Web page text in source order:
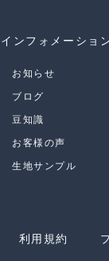
インフォメーショ
お知らせ
ブログ
豆知識
お客様の声
生地サンプル
利用規約